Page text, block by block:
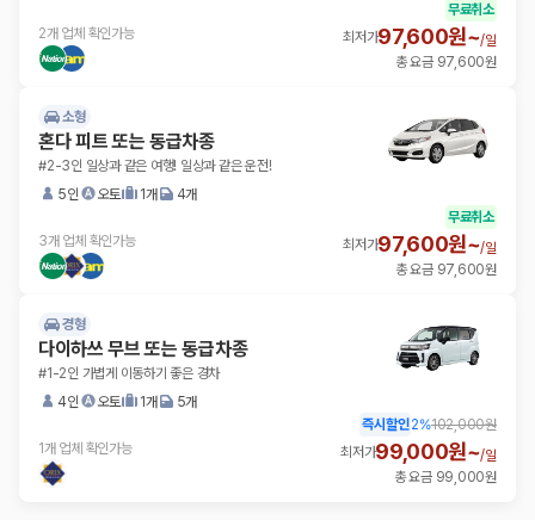
2개 업체 확인가능
무료취소
최저가97,600원~/일
총 요금 97,600원
소형
혼다 피트 또는 동급차종
#2-3인 일상과 같은 여행! 일상과 같은 운전!
5인
오토 1개 4개
3개 업체 확인가능
무료취소
최저가97,600원~/일
총 요금 97,600원
경형
다이하쓰 무브 또는 동급차종
#1-2인 가볍게 이동하기 좋은 경차
4인
오토 1개 5개
1개 업체 확인가능
즉시할인2%102,000원
최저가99,000원~/일
총 요금 99,000원